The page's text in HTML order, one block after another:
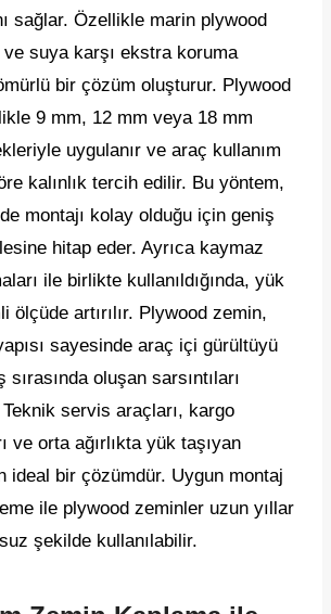
sağlar. Özellikle marin plywood
ve suya karşı ekstra koruma
bir çözüm oluşturur. Plywood
9 mm, 12 mm veya 18 mm
uygulanır ve araç kullanım
kalınlık tercih edilir. Bu yöntem,
montajı kolay olduğu için geniş
hitap eder. Ayrıca kaymaz
ile birlikte kullanıldığında, yük
ölçüde artırılır. Plywood zemin,
sayesinde araç içi gürültüyü
oluşan sarsıntıları
servis araçları, kargo
ve orta ağırlıkta yük taşıyan
ideal bir çözümdür. Uygun montaj
ile plywood zeminler uzun yıllar
şekilde kullanılabilir.